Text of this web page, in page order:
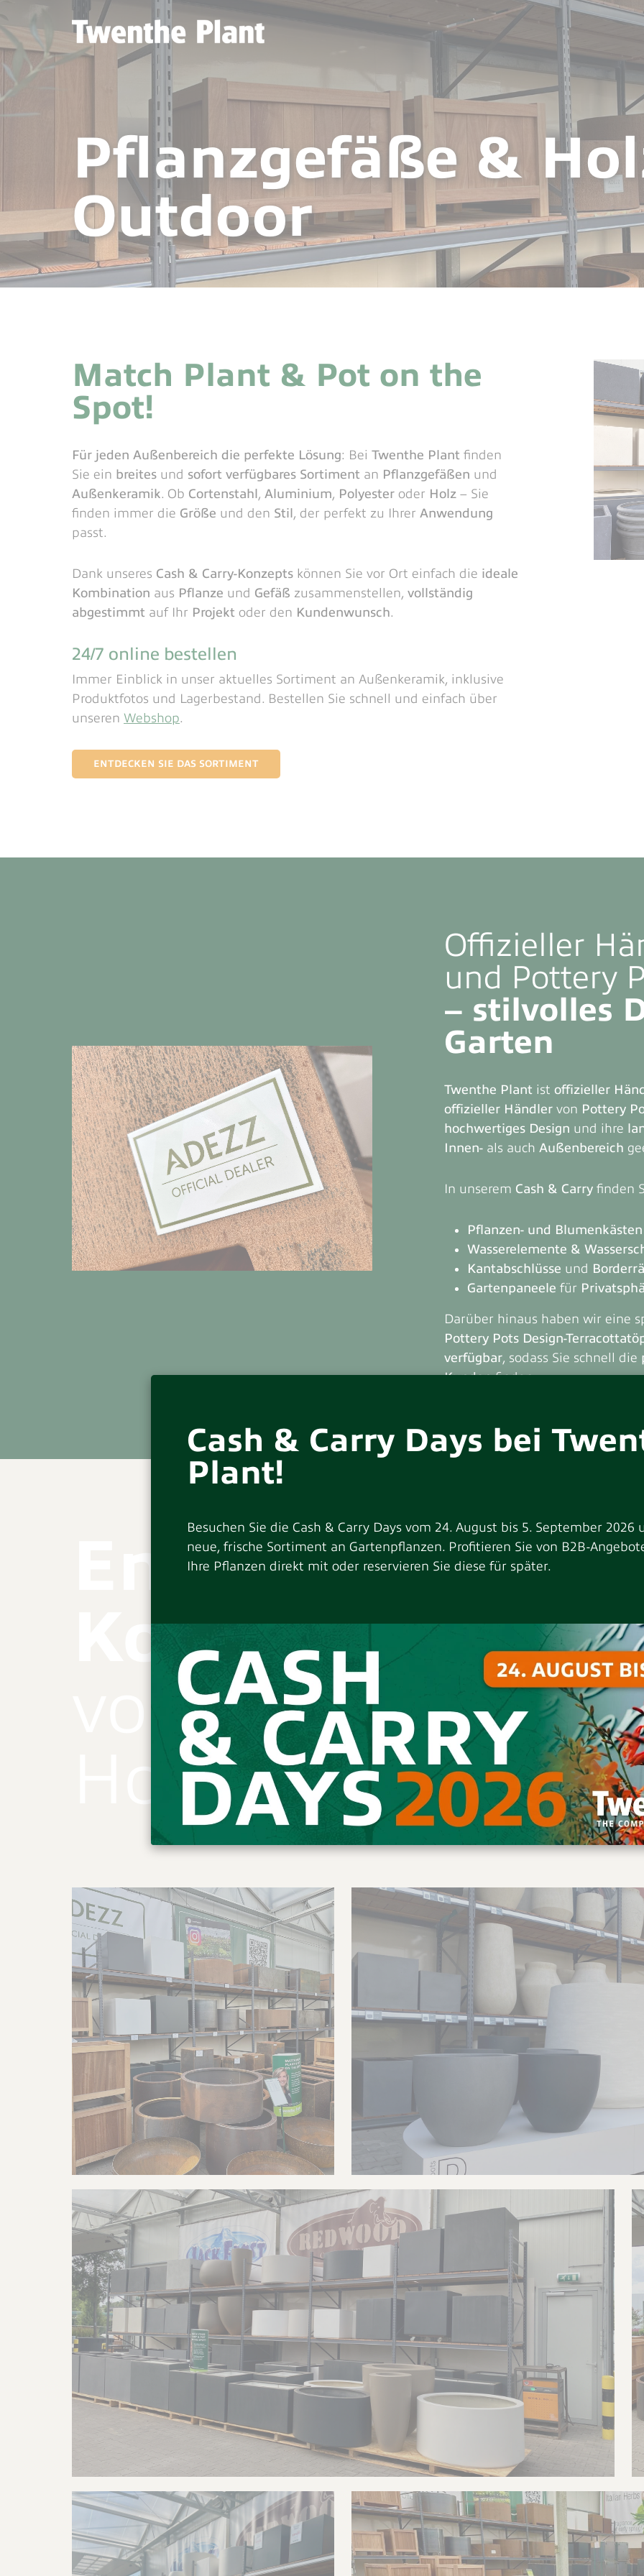
Cash & Carry Days bei
Plant!
Besuchen Sie die Cash & Carry Days vom 24. August bis 5. September 2026
neue, frische Sortiment an Gartenpflanzen. Profitieren Sie von B2B-
Ihre Pflanzen direkt mit oder reservieren Sie diese für später.
Pflanzgefäße &
Outdoor
Match Plant & Pot on the
Spot!
Für jeden Außenbereich die perfekte Lösung: Bei Twenthe Plant finden
Sie ein breites und sofort verfügbares Sortiment an Pflanzgefäßen und
Außenkeramik. Ob Cortenstahl , Aluminium, Polyester oder Holz – Sie
finden immer die Größe und den Stil , der perfekt zu Ihrer Anwendung
passt.
Dank unseres Cash & Carry-Konzepts können Sie vor Ort einfach die ideale
Kombination aus Pflanze und Gefäß zusammenstellen, vollständig
abgestimmt auf Ihr Projekt oder den Kundenwunsch.
24/7 online bestellen
Immer Einblick in unser aktuelles Sortiment an Außenkeramik, inklusive
Produktfotos und Lagerbestand. Bestellen Sie schnell und einfach über
unseren Webshop.
ENTDECKEN SIE DAS SORTIMENT
Offizieller
und Pottery
– stilvolles
Garten
Twenthe Plant istoffizieller
offizieller Händler von Pottery
hochwertiges Design und ihre
Innen- als auchAußenbereich
In unserem Cash & Carry finden
Pflanzen- und Blumenkästen
Wasserelemente &
Kantabschlüsse und
Gartenpaneele für
Darüber hinaus haben wir eine
Pottery Pots Design-
verfügbar, sodass Sie schnell die
Kundenfinden.
Entdecken Sie
Kollektion
von
Holzkübel